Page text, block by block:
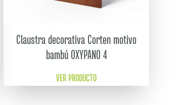
Claustra decorativa Corten motivo
bambú OXYPANO 4
VER PRODUCTO